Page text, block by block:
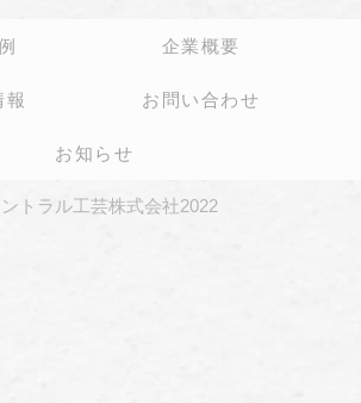
企業概要
報 お問い合わせ
お知らせ
トラル工芸株式会社2022